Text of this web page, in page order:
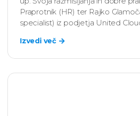
Praprotnik (HR) ter Rajko
specialist) iz podjetja United
Izvedi več